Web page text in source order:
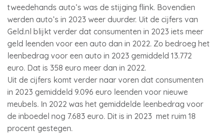
tweedehands auto’s was de stijging flink. Bovendien
werden auto’s in 2023 weer duurder. Uit de cijfers van
Geld.nl blijkt verder dat consumenten in 2023 iets meer
geld leenden voor een auto dan in 2022. Zo bedroeg het
leenbedrag voor een auto in 2023 gemiddeld 13.772
euro. Dat is 358 euro meer dan in 2022.
Uit de cijfers komt verder naar voren dat consumenten
in 2023 gemiddeld 9.096 euro leenden voor nieuwe
meubels. In 2022 was het gemiddelde leenbedrag voor
de inboedel nog 7.683 euro. Dit is in 2023 met ruim 18
procent gestegen.